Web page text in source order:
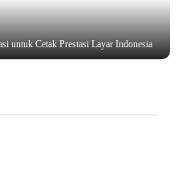
untuk Cetak Prestasi Layar Indonesia